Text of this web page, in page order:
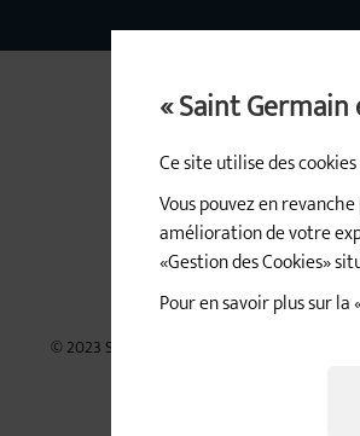
« Saint
Ce site utilise des
Vous pouvez en
amélioration de votre
«Gestion des Cookies»
Pour en savoir plus sur la
© 2023 Saint Germain en Live